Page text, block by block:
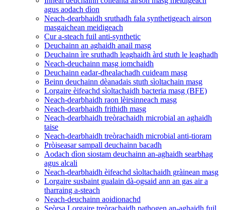
agus aodach dìon
Neach-dearbhaidh sruthadh fala synthetigeach airson
masgaichean meidigeach
Cur a-steach fuil anti-synthetic
Deuchainn an aghaidh anail masg
Deuchainn ìre sruthadh leaghaidh àrd stuth le leaghadh
Neach-deuchainn masg iomchaidh
Deuchainn eadar-dhealachadh cuideam masg
Beinn deuchainn dèanadais stuth sìoltachain masg
Lorgaire èifeachd sìoltachaidh bacteria masg (BFE)
Neach-dearbhaidh raon lèirsinneach masg
Neach-dearbhaidh frithidh masg
Neach-dearbhaidh treòrachaidh microbial an aghaidh
taise
Neach-dearbhaidh treòrachaidh microbial anti-tioram
Pròiseasar sampall deuchainn bacadh
Aodach dìon siostam deuchainn an-aghaidh searbhag
agus alcali
Neach-dearbhaidh èifeachd sìoltachaidh gràinean masg
Lorgaire susbaint gualain dà-ogsaid ann an gas air a
tharraing a-steach
Neach-deuchainn aoidionachd
Seòrsa Lorgaire treòrachaidh pathogen an-aghaidh fuil